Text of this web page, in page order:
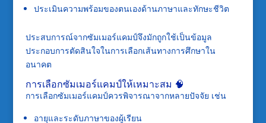
ประเมินความพร้อมของตนเองด้านภาษาและทักษะชีวิต
ประสบการณ์จากซัมเมอร์แคมป์จึงมักถูกใช้เป็นข้อมูล
ประกอบการตัดสินใจในการเลือกเส้นทางการศึกษาใน
อนาคต
การเลือกซัมเมอร์แคมป์ให้เหมาะสม 🧠
การเลือกซัมเมอร์แคมป์ควรพิจารณาจากหลายปัจจัย เช่น
อายุและระดับภาษาของผู้เรียน